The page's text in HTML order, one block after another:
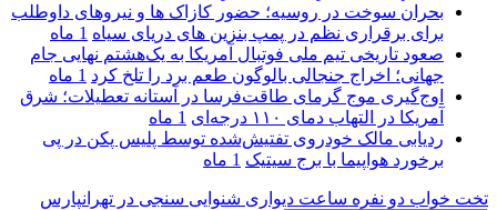
بحران سوخت در روسیه؛ حضور کازاک‌ ها و نیروهای داوطلب
برای برقراری نظم در پمپ بنزین‌ های دریای سیاه 1 ماه
صعود تاریخی تیم ملی فوتبال آمریکا به یک‌هشتم نهایی جام
جهانی؛ اخراج جنجالی بالوگون طعم برد را تلخ کرد 1 ماه
اوج‌گیری موج گرمای طاقت‌فرسا در آستانه تعطیلات؛ شرق
آمریکا در التهاب دمای ۱۱۰ درجه‌ای
1 ماه
ردیابی مالک خودروی تفتیش‌شده توسط پلیس پکن در پی
برخورد هواپیما با برج سیتیک 1 ماه
تخت خواب دو نفره ساعت دیواری شنوایی سنجی در تهرانپارس